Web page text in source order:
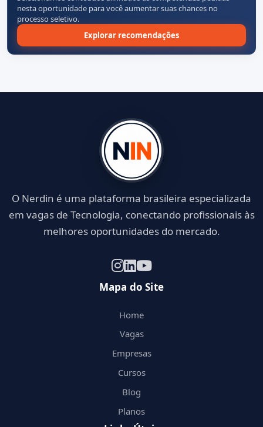
nesta oportunidade para você aumentar suas chances no
processo seletivo.
Explorar recomendações
O Nerdin é uma plataforma brasileira especializada
em vagas de Tecnologia, conectando profissionais às
melhores oportunidades do mercado.
Mapa do Site
Home
Vagas
Empresas
Cursos
Blog
Planos